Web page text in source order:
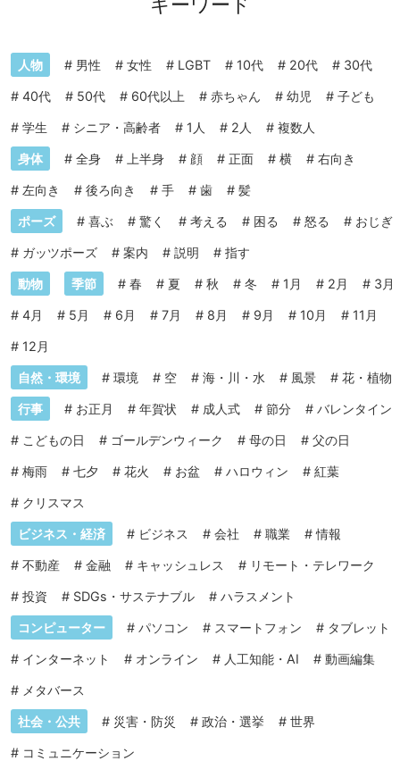
人物 # 男性 # 女性 # LGBT # 10代 # 20代 # 30代
# 40代 # 50代 # 60代以上 # 赤ちゃん # 幼児 # 子ども
# 学生 # シニア・高齢者 # 1人 # 2人 # 複数人
身体 # 全身 # 上半身 # 顔 # 正面 # 横 # 右向き
# 左向き # 後ろ向き # 手 # 歯 # 髪
ポーズ # 喜ぶ # 驚く # 考える # 困る # 怒る # おじぎ
# ガッツポーズ # 案内 # 説明 # 指す
動物 季節 # 春 # 夏 # 秋 # 冬 # 1月 # 2月 # 3月
# 4月 # 5月 # 6月 # 7月 # 8月 # 9月 # 10月 # 11月
# 12月
自然・環境 # 環境 # 空 # 海・川・水 # 風景 # 花・植物
行事 # お正月 # 年賀状 # 成人式 # 節分 # バレンタイン
# こどもの日 # ゴールデンウィーク # 母の日 # 父の日
# 梅雨 # 七夕 # 花火 # お盆 # ハロウィン # 紅葉
# クリスマス
ビジネス・経済 # ビジネス # 会社 # 職業 #情報
# 不動産 # 金融 # キャッシュレス # リモート・テレワーク
# 投資 # SDGs・サステナブル # ハラスメント
コンピューター # パソコン # スマートフォン # タブレット
# インターネット # オンライン # 人工知能・AI # 動画編集
# メタバース
社会・公共 # 災害・防災 # 政治・選挙 # 世界
# コミュニケーション